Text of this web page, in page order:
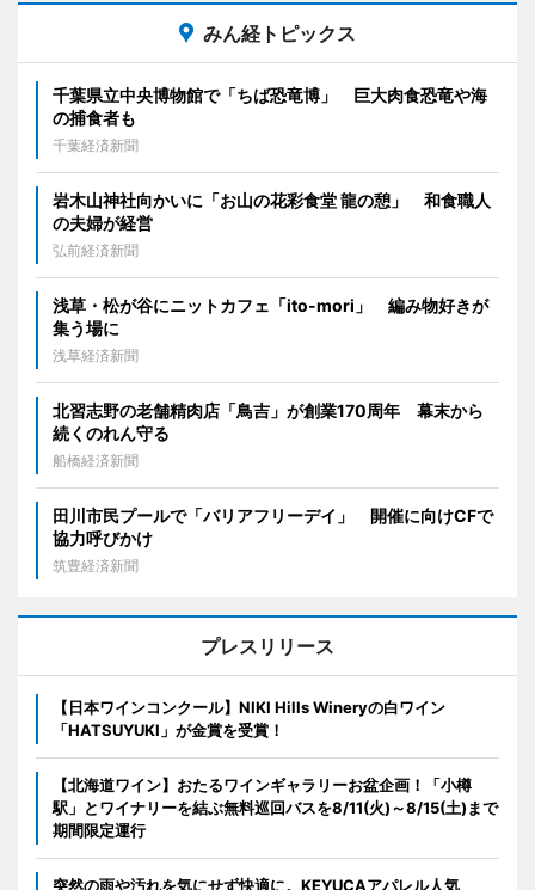
みん経トピックス
千葉県立中央博物館で「ちば恐竜博」 巨大肉食恐竜や海
の捕食者も
千葉経済新聞
岩木山神社向かいに「お山の花彩食堂 龍の憩」 和食職人
の夫婦が経営
弘前経済新聞
浅草・松が谷にニットカフェ「ito-mori」 編み物好きが
集う場に
浅草経済新聞
北習志野の老舗精肉店「鳥吉」が創業170周年 幕末から
続くのれん守る
船橋経済新聞
田川市民プールで「バリアフリーデイ」 開催に向けCFで
協力呼びかけ
筑豊経済新聞
プレスリリース
【日本ワインコンクール】NIKI Hills Wineryの白ワイン
「HATSUYUKI」が金賞を受賞！
【北海道ワイン】おたるワインギャラリーお盆企画！「小樽
駅」とワイナリーを結ぶ無料巡回バスを8/11(火)～8/15(土)まで
期間限定運行
突然の雨や汚れを気にせず快適に。KEYUCAアパレル人気